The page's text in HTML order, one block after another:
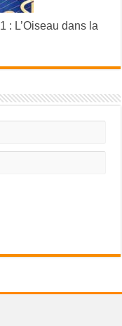
: L’Oiseau dans la